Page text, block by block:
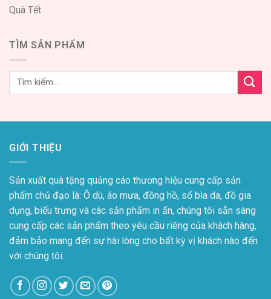
Quà Tết
TÌM SẢN PHẨM
GIỚI THIỆU
Sản xuất quà tặng quảng cáo thương hiệu cung cấp sản
phẩm chủ đạo là: Ô dù, áo mưa, đồng hồ, sổ bìa da, đồ gia
dụng, biểu trưng và các sản phẩm in ấn, chúng tôi sẵn sàng
cung cấp các sản phẩm theo yêu cầu riêng của khách hàng,
đảm bảo mang đến sự hài lòng cho bất kỳ vị khách nào đến
với chúng tôi.